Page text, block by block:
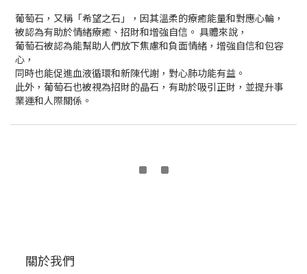
葡萄石，又稱「希望之石」，因其溫柔的療癒能量和對應心輪，
被認為有助於情緒療癒、招財和增強自信。 具體來說，
葡萄石被認為能幫助人們放下焦慮和負面情緒，增強自信和包容
心，
同時也能促進血液循環和新陳代謝，對心肺功能有益。
此外，葡萄石也被視為招財的晶石，有助於吸引正財，並提升事
業運和人際關係。
關於我們